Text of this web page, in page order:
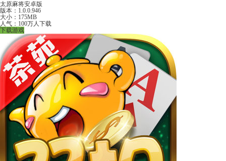
太原麻将安卓版
版本：1.0.0.946
大小：175MB
人气：100万人下载
下载游戏